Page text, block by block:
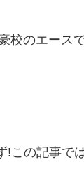
校のエース
!この記事で